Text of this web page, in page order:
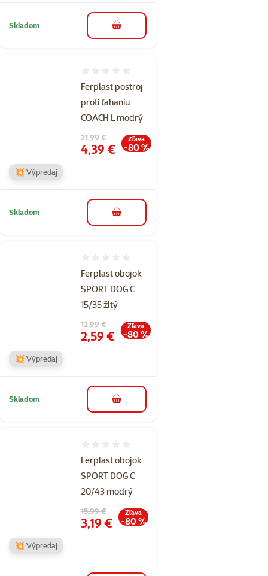
Skladom do košíka
Ferplast postroj
proti ťahaniu
COACH L modrý
Pôvodná cena
21,99 €
Cena
4,39 €
Zľava
-80 %
💥 Výpredaj
Skladom do košíka
Ferplast obojok
SPORT DOG C
15/35 žltý
Pôvodná cena
12,99 €
Cena
2,59 €
Zľava
-80 %
💥 Výpredaj
Skladom do košíka
Ferplast obojok
SPORT DOG C
20/43 modrý
Pôvodná cena
15,99 €
Cena
3,19 €
Zľava
-80 %
💥 Výpredaj